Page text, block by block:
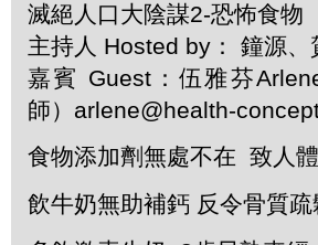
滅絕人口大陰謀2-恐怖食物
主持人 Hosted by： 鐘源、
嘉賓 Guest：伍雅芬
師）arlene@health-
食物添加劑無處不在 致人
飲牛奶無助補鈣 反令骨質